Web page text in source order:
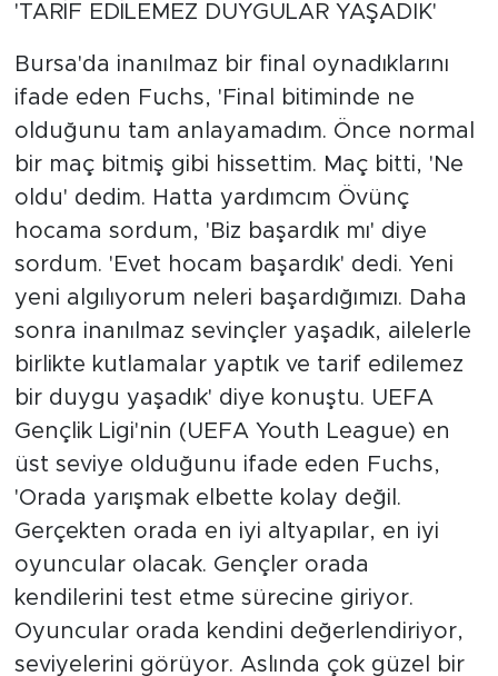
'TARİF EDİLEMEZ DUYGULAR YAŞADIK'
Bursa'da inanılmaz bir final oynadıklarını
ifade eden Fuchs, 'Final bitiminde ne
olduğunu tam anlayamadım. Önce normal
bir maç bitmiş gibi hissettim. Maç bitti, 'Ne
oldu' dedim. Hatta yardımcım Övünç
hocama sordum, 'Biz başardık mı' diye
sordum. 'Evet hocam başardık' dedi. Yeni
yeni algılıyorum neleri başardığımızı. Daha
sonra inanılmaz sevinçler yaşadık, ailelerle
birlikte kutlamalar yaptık ve tarif edilemez
bir duygu yaşadık' diye konuştu. UEFA
Gençlik Ligi'nin (UEFA Youth League) en
üst seviye olduğunu ifade eden Fuchs,
'Orada yarışmak elbette kolay değil.
Gerçekten orada en iyi altyapılar, en iyi
oyuncular olacak. Gençler orada
kendilerini test etme sürecine giriyor.
Oyuncular orada kendini değerlendiriyor,
seviyelerini görüyor. Aslında çok güzel bir